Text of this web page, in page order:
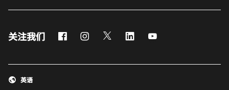
关注我们 FacebookInstagram
Twitter LinkedIn
英语